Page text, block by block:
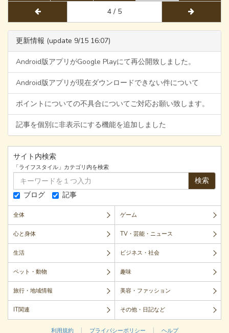
4 / 5
更新情報 (update 9/15 16:07)
Android版アプリがGoogle Playにて再公開致しました。
Android版アプリが現在ダウンロードできない件について
ポイントについての不具合についてご対応お願い致します。
記事を個別に非表示にする機能を追加しました
サイト内検索
「ライフスタイル」カテゴリ内を検索
検索
ブログ
記事
全体 ゲーム
心と身体 TV・芸能・ニュース
生活 ビジネス・社会
ペット・動物 趣味
旅行・地域情報 美容・ファッション
IT関連 その他・日記など
利用規約 | プライバシーポリシー | ヘルプ